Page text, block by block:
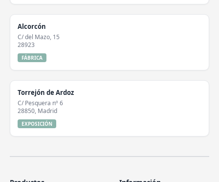
Alcorcón
C/ del Mazo, 15
28923
FÁBRICA
Torrejón de Ardoz
C/ Pesquera nº 6
28850, Madrid
EXPOSICIÓN